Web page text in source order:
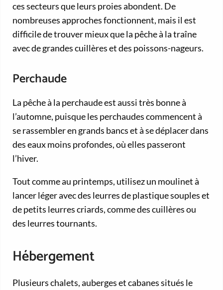
ces secteurs que leurs proies abondent. De
nombreuses approches fonctionnent, mais il est
difficile de trouver mieux que la pêche à la traîne
avec de grandes cuillères et des poissons-nageurs.
Perchaude
La pêche à la perchaude est aussi très bonne à
l’automne, puisque les perchaudes commencent à
se rassembler en grands bancs et à se déplacer dans
des eaux moins profondes, où elles passeront
l’hiver.
Tout comme au printemps, utilisez un moulinet à
lancer léger avec des leurres de plastique souples et
de petits leurres criards, comme des cuillères ou
des leurres tournants.
Hébergement
Plusieurs chalets, auberges et cabanes situés le